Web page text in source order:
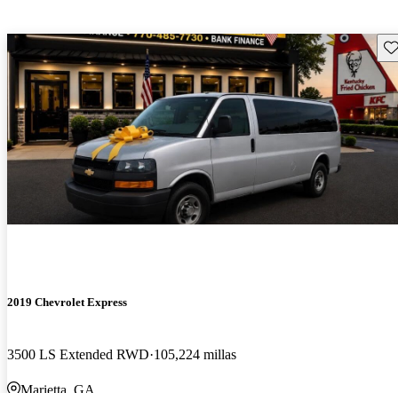
2019 Chevrolet Express
3500 LS Extended RWD 105,224 millas